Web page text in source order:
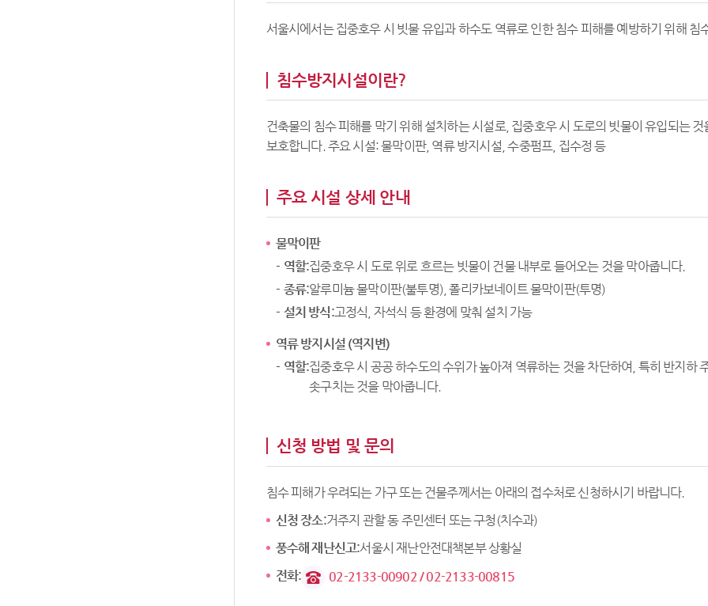
서울시에서는 집중호우 시 빗물 유입과 하수도 역류로 인한 침수 피해를 예방하기 위해
침수방지시설이란?
건축물의 침수 피해를 막기 위해 설치하는 시설로, 집중호우 시 도로의 빗물이 유입되는
보호합니다. 주요 시설: 물막이판, 역류 방지시설, 수중펌프, 집수정 등
주요 시설 상세 안내
물막이판
역할:집중호우 시 도로 위로 흐르는 빗물이 건물 내부로 들어오는 것을 막아줍니다.
종류:알루미늄 물막이판(불투명), 폴리카보네이트 물막이판(투명)
설치 방식:고정식, 자석식 등 환경에 맞춰 설치 가능
역류 방지시설 (역지변)
역할:집중호우 시 공공 하수도의 수위가 높아져 역류하는 것을 차단하여, 특히 반지하
솟구치는 것을 막아줍니다.
신청 방법 및 문의
침수 피해가 우려되는 가구 또는 건물주께서는 아래의 접수처로 신청하시기 바랍니다.
신청 장소:거주지 관할 동 주민센터 또는 구청(치수과)
풍수해 재난신고:서울시 재난안전대책본부 상황실
전화:
02-2133-00902 / 02-2133-00815